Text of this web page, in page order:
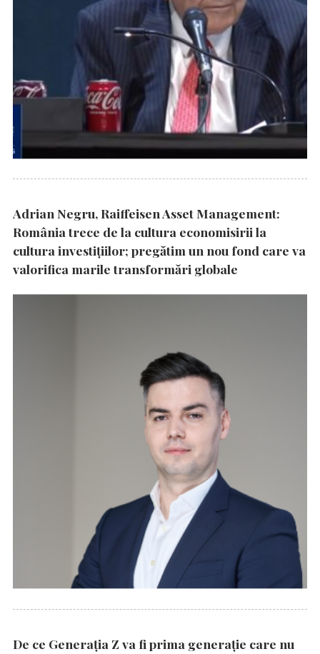
Adrian Negru, Raiffeisen Asset Management:
România trece de la cultura economisirii la
cultura investițiilor; pregătim un nou fond care va
valorifica marile transformări globale
De ce Generația Z va fi prima generație care nu